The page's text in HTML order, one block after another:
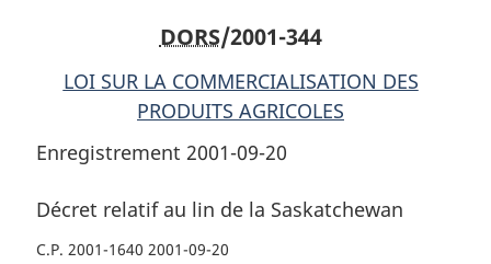
Saskatchewan
la
Saskatchewan
la
DORS/2001-344
LOI SUR LA COMMERCIALISATION DES
PRODUITS AGRICOLES
Enregistrement 2001-09-20
Décret relatif au lin de la Saskatchewan
C.P. 2001-1640 2001-09-20